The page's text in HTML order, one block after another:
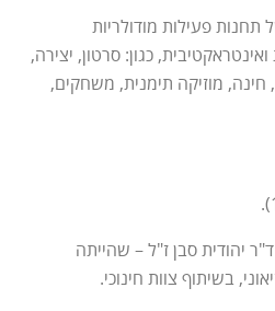
פעילות מודולריות
כגון: סרטון, יצירה,
חינה, מוזיקה תימנית, משחקים,
יהודית סבן ז"ל – שהייתה
בשיתוף צוות חינוכי.